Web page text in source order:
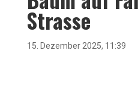
Strasse
15. Dezember 2025, 11:39